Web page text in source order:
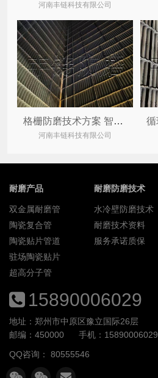
河南丰链科技有限公司
格栅防磨技术方案 智链防磨格栅导流板守正出奇
河南丰链科技有限公司
耐磨产品
双金属耐磨管
陶瓷复合管
陶瓷贴片管道
驻场陶瓷贴片
超高分子管
耐磨防磨技术
水冷壁防磨技术
耐磨技术资料
服务承诺质保
15890006029
地址：郑州市中原区豫立国际26层
邮编：450000
手机：15890006029
QQ咨询： 80555546